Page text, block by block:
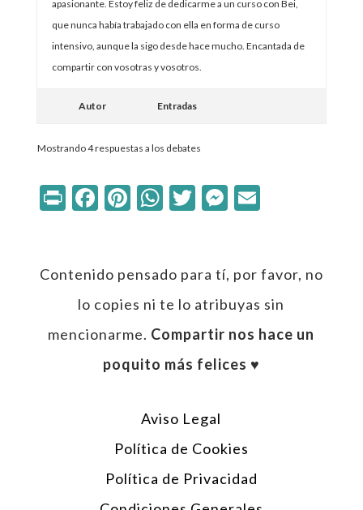
apasionante. Estoy feliz de dedicarme a un curso con Bei,
que nunca había trabajado con ella en forma de curso
intensivo, aunque la sigo desde hace mucho. Encantada de
compartir con vosotras y vosotros.
Autor Entradas
Mostrando 4 respuestas a los debates
PrintFacebook
Pinterest
WhatsApp
Twitter
Messenger
Email
Contenido pensado para tí, por favor, no
lo copies ni te lo atribuyas sin
mencionarme. Compartir nos hace un
poquito más felices ♥︎
Aviso Legal
Política de Cookies
Política de Privacidad